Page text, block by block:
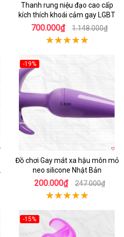
Thanh rung niệu đạo cao cấp
kích thích khoái cảm gay LGBT
700.000₫ 1.148.000₫
-19%
Hot
Đồ chơi Gay mát xa hậu môn mỏ
neo silicone Nhật Bản
200.000₫ 247.000₫
-15%